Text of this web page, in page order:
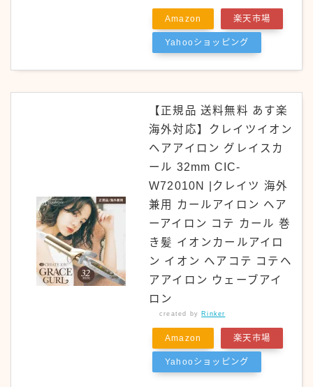
Amazon 楽天市場
Yahooショッピング
【正規品 送料無料 あす楽
海外対応】クレイツイオン
ヘアアイロン グレイスカ
ール 32mm CIC-
W72010N |クレイツ 海外
兼用 カールアイロン ヘア
ーアイロン コテ カール 巻
き髪 イオンカールアイロ
ン イオン ヘアコテ コテヘ
アアイロン ウェーブアイ
ロン
created by Rinker
Amazon 楽天市場
Yahooショッピング